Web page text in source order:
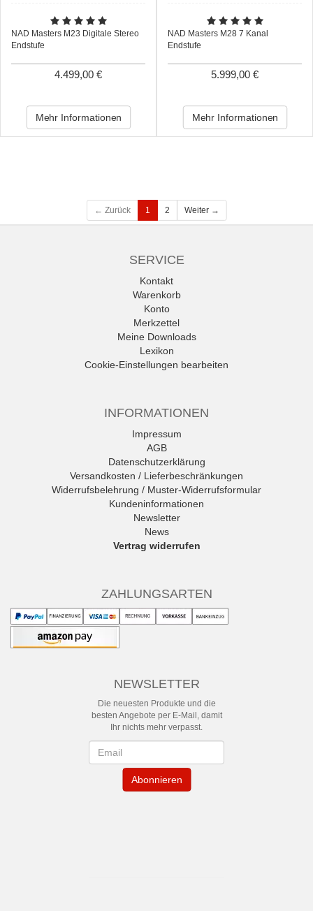
NAD Masters M23 Digitale Stereo
Endstufe
4.499,00 €
Mehr Informationen
NAD Masters M28 7 Kanal
Endstufe
5.999,00 €
Mehr Informationen
← Zurück 1 2 Weiter →
SERVICE
Kontakt
Warenkorb
Konto
Merkzettel
Meine Downloads
Lexikon
Cookie-Einstellungen bearbeiten
INFORMATIONEN
Impressum
AGB
Datenschutzerklärung
Versandkosten / Lieferbeschränkungen
Widerrufsbelehrung / Muster-Widerrufsformular
Kundeninformationen
Newsletter
News
Vertrag widerrufen
ZAHLUNGSARTEN
NEWSLETTER
Die neuesten Produkte und die
besten Angebote per E-Mail, damit
Ihr nichts mehr verpasst.
Abonnieren